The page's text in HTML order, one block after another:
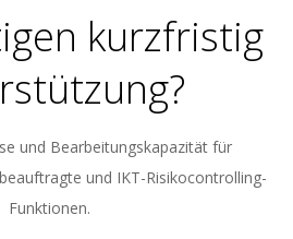
kurzfristig
und Bearbeitungskapazität für
und IKT-Risikocontrolling-
Funktionen.